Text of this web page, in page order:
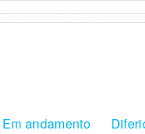
Em andamento